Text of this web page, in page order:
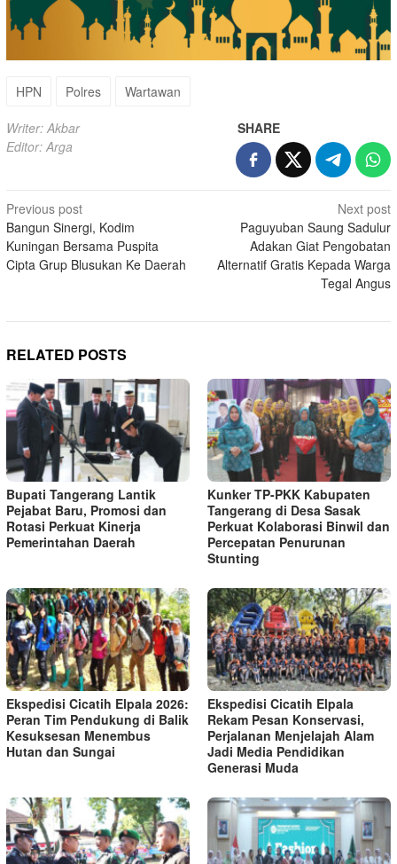
HPN Polres Wartawan
Writer: Akbar
Editor: Arga
SHARE
Post
navigation
Previous post
Bangun Sinergi, Kodim
Kuningan Bersama Puspita
Cipta Grup Blusukan Ke Daerah
Next post
Paguyuban Saung Sadulur
Adakan Giat Pengobatan
Alternatif Gratis Kepada Warga
Tegal Angus
RELATED POSTS
Bupati Tangerang Lantik
Pejabat Baru, Promosi dan
Rotasi Perkuat Kinerja
Pemerintahan Daerah
Kunker TP-PKK Kabupaten
Tangerang di Desa Sasak
Perkuat Kolaborasi Binwil dan
Percepatan Penurunan
Stunting
Ekspedisi Cicatih Elpala 2026:
Peran Tim Pendukung di Balik
Kesuksesan Menembus
Hutan dan Sungai
Ekspedisi Cicatih Elpala
Rekam Pesan Konservasi,
Perjalanan Menjelajah Alam
Jadi Media Pendidikan
Generasi Muda